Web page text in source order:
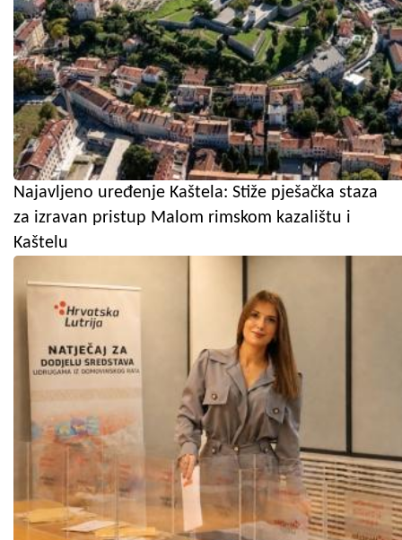
Najavljeno uređenje Kaštela: Stiže pješačka staza
za izravan pristup Malom rimskom kazalištu i
Kaštelu